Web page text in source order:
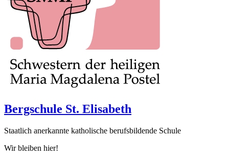
Bergschule St. Elisabeth
Staatlich anerkannte katholische berufsbildende Schule
Wir bleiben hier!